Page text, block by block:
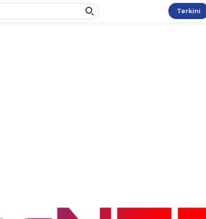
Terkini